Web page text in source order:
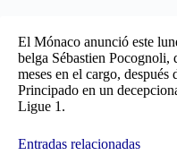
El Mónaco anunció este
belga Sébastien Pocognoli,
meses en el cargo,
Principado en un
Ligue 1.
Entradas relacionadas